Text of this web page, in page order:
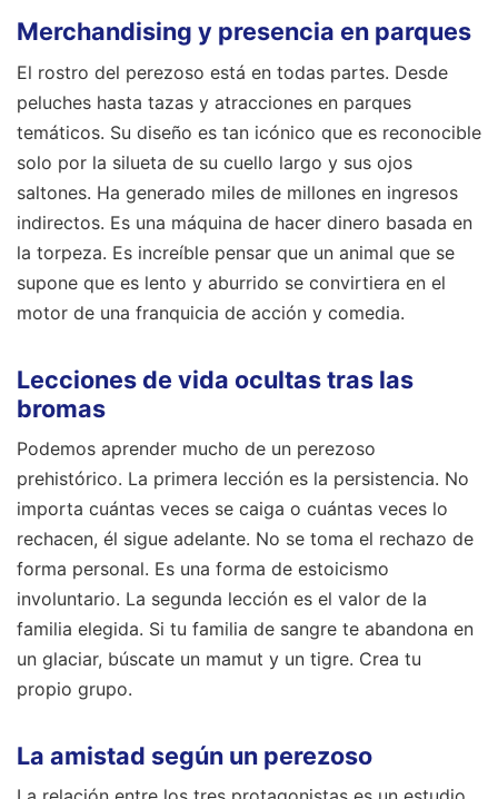
Merchandising y presencia en parques
El rostro del perezoso está en todas partes. Desde
peluches hasta tazas y atracciones en parques
temáticos. Su diseño es tan icónico que es reconocible
solo por la silueta de su cuello largo y sus ojos
saltones. Ha generado miles de millones en ingresos
indirectos. Es una máquina de hacer dinero basada en
la torpeza. Es increíble pensar que un animal que se
supone que es lento y aburrido se convirtiera en el
motor de una franquicia de acción y comedia.
Lecciones de vida ocultas tras las
bromas
Podemos aprender mucho de un perezoso
prehistórico. La primera lección es la persistencia. No
importa cuántas veces se caiga o cuántas veces lo
rechacen, él sigue adelante. No se toma el rechazo de
forma personal. Es una forma de estoicismo
involuntario. La segunda lección es el valor de la
familia elegida. Si tu familia de sangre te abandona en
un glaciar, búscate un mamut y un tigre. Crea tu
propio grupo.
La amistad según un perezoso